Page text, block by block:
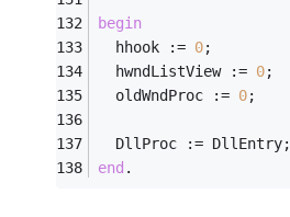
begin
  hhook :=
0;
  hwndListView :=
0;
  oldWndProc :=
0;
  DllProc := DllEntry;
end .